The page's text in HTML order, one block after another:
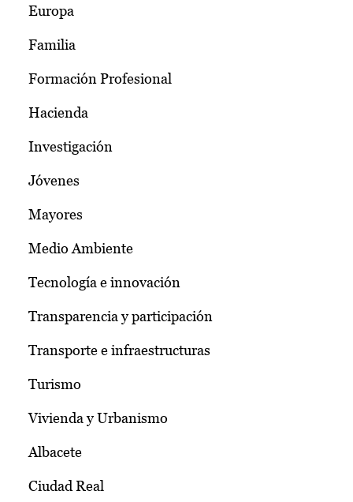
Europa
Familia
Formación Profesional
Hacienda
Investigación
Jóvenes
Mayores
Medio Ambiente
Tecnología e innovación
Transparencia y participación
Transporte e infraestructuras
Turismo
Vivienda y Urbanismo
Albacete
Ciudad Real